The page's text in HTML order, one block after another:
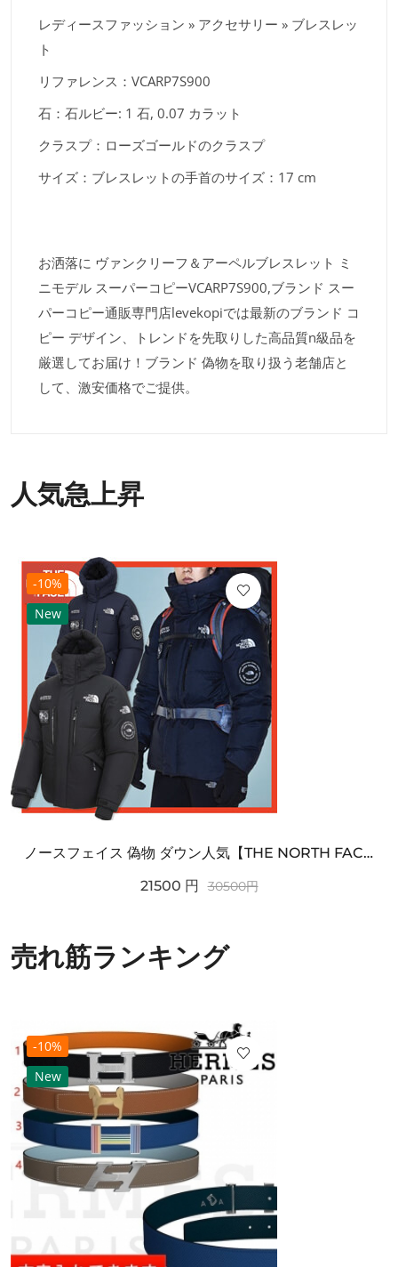
レディースファッション » アクセサリー » ブレスレッ
ト
リファレンス：VCARP7S900
石：石ルビー: 1 石, 0.07 カラット
クラスプ：ローズゴールドのクラスプ
サイズ：ブレスレットの手首のサイズ：17 cm
お洒落に ヴァンクリーフ＆アーペルブレスレット ミ
ニモデル スーパーコピーVCARP7S900,ブランド スー
パーコピー通販専門店levekopiでは最新のブランド コ
ピー デザイン、トレンドを先取りした高品質n級品を
厳選してお届け！ブランド 偽物を取り扱う老舗店と
して、激安価格でご提供。
人気急上昇
-10%
New
ノースフェイス 偽物 ダウン人気【THE NORTH FACE】M'S 7 SUMMIT HIM...
21500 円 30500円
売れ筋ランキング
-10%
New